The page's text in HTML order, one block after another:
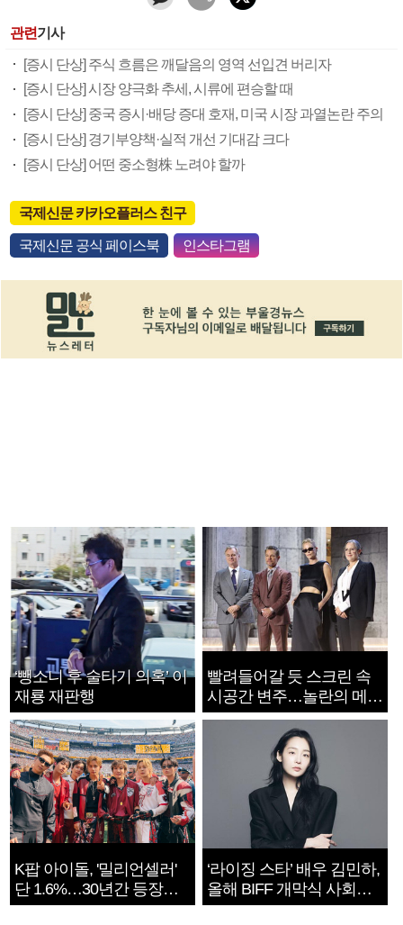
관련기사
[증시 단상] 주식 흐름은 깨달음의 영역 선입견 버리자
[증시 단상] 시장 양극화 추세, 시류에 편승할 때
[증시 단상] 중국 증시·배당 증대 호재, 미국 시장 과열논란 주의
[증시 단상] 경기부양책·실적 개선 기대감 크다
[증시 단상] 어떤 중소형株 노려야 할까
국제신문 카카오플러스 친구
국제신문 공식 페이스북 인스타그램
‘뺑소니 후 술타기 의혹’ 이
재룡 재판행
빨려들어갈 듯 스크린 속
시공간 변주…놀란의 메시
지는 ‘전쟁 속죄’
K팝 아이돌, '밀리언셀러'
단 1.6%…30년간 등장
1182개팀 전수조사
‘라이징 스타’ 배우 김민하,
올해 BIFF 개막식 사회자
확정